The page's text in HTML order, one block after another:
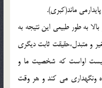
ماند(كبري).
به طور طبيعي اين نتيجه به
و متبدل،حقيقت ثابت ديگري
اواست كه شخصيت ما و
ونگهداري مي كند و هر وقت